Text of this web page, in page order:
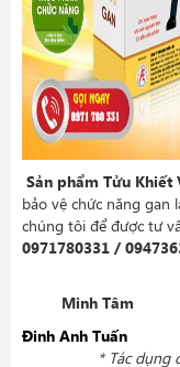
Sản phẩm Tửu Khiết
bảo vệ chức năng gan
chúng tôi để được tư
0971780331 /
Minh Tâm
Đinh Anh Tuấn
* Tác dụng